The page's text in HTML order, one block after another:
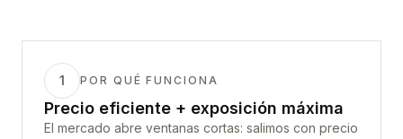
1 POR QUÉ FUNCIONA
Precio eficiente + exposición máxima
El mercado abre ventanas cortas: salimos con precio